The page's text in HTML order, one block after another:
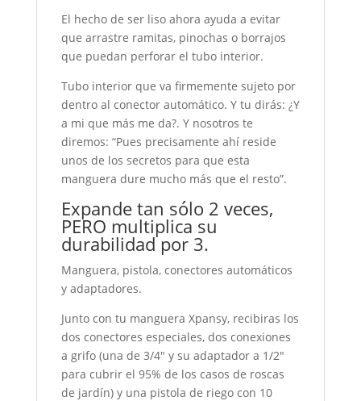
El hecho de ser liso ahora ayuda a evitar
que arrastre ramitas, pinochas o borrajos
que puedan perforar el tubo interior.
Tubo interior que va firmemente sujeto por
dentro al conector automático. Y tu dirás: ¿Y
a mi que más me da?. Y nosotros te
diremos: “Pues precisamente ahí reside
unos de los secretos para que esta
manguera dure mucho más que el resto”.
Expande tan sólo 2 veces,
PERO multiplica su
durabilidad por 3.
Manguera, pistola, conectores automáticos
y adaptadores.
Junto con tu manguera Xpansy, recibiras los
dos conectores especiales, dos conexiones
a grifo (una de 3/4″ y su adaptador a 1/2″
para cubrir el 95% de los casos de roscas
de jardín) y una pistola de riego con 10